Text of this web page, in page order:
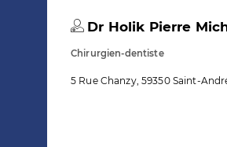
Dr Holik Pierre
Chirurgien-dentiste
5 Rue Chanzy, 59350 Saint-